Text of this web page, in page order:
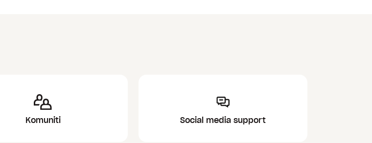
Komuniti Social media support